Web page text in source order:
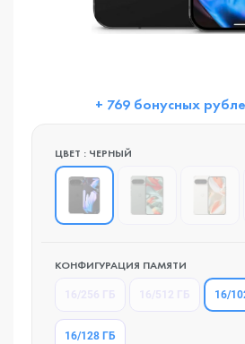
+ 769 бонусных
ЦВЕТ : ЧЕРНЫЙ
КОНФИГУРАЦИЯ ПАМЯТИ
16/
16/128 ГБ